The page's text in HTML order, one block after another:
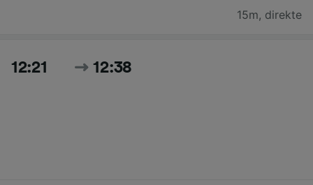
15m, direkte
12:21 12:38